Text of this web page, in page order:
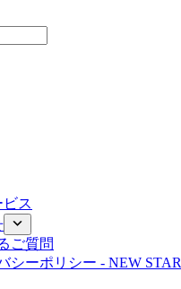
ス
ご質問
シーポリシー - NEW STAR